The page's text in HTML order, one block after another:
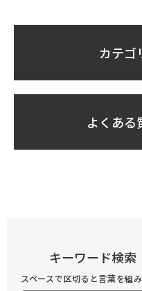
カテゴ
よくある
キーワード検索
スペースで区切ると言葉を組